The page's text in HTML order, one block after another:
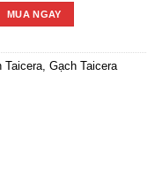
số lượng
MUA NGAY
Taicera, Gạch Taicera